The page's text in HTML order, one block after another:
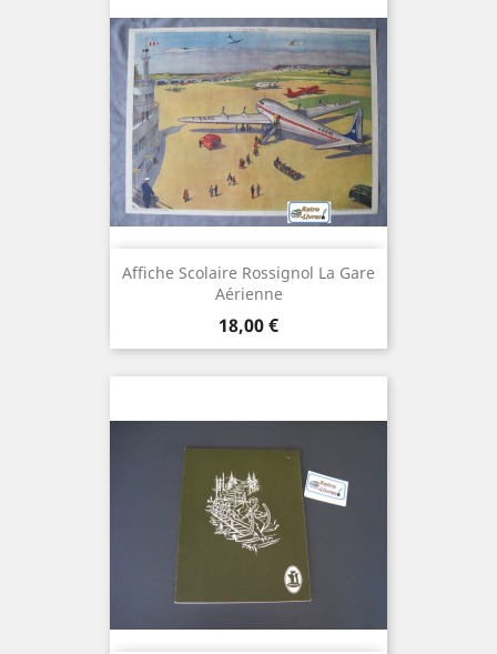
Affiche Scolaire Rossignol La Gare
Aérienne
Prix
18,00 €